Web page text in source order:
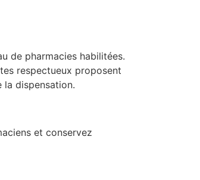
de pharmacies habilitées.
respectueux proposent
dispensation.
et conservez